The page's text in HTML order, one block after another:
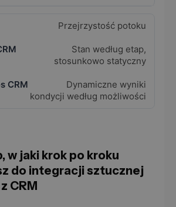
Przejrzystość potoku
Stan według etap,
stosunkowo statyczny
Dynamiczne wyniki
kondycji według możliwości
w jaki krok po kroku
do integracji sztucznej
CRM